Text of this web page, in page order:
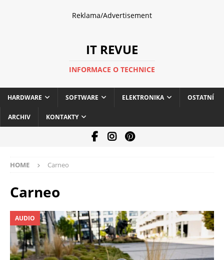
Reklama/Advertisement
IT REVUE
INFORMACE O TECHNICE
HARDWARE SOFTWARE ELEKTRONIKA OSTATNÍ
ARCHIV KONTAKTY
HOME Carneo
Carneo
AUDIO